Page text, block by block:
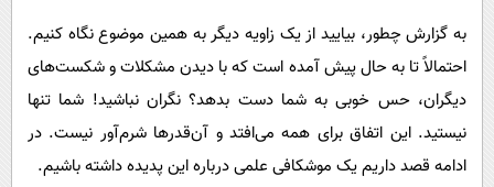
فرهنگی
بین الملل
اجتماعی
حیات وحش
به گزارش چطور، بیایید از یک زاویه دیگر به همین موضوع نگاه کنیم.
احتمالاً تا به حال پیش آمده است که با دیدن مشکلات و شکست‌های
دیگران، حس خوبی به شما دست بدهد؟ نگران نباشید! شما تنها
نیستید. این اتفاق برای همه می‌افتد و آن‌قدرها شرم‌آور نیست. در
ادامه قصد داریم یک موشکافی علمی درباره این پدیده داشته باشیم.